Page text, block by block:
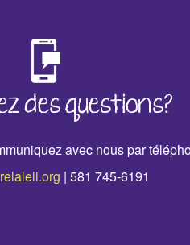
des questions?
avec nous par
| 581 745-6191